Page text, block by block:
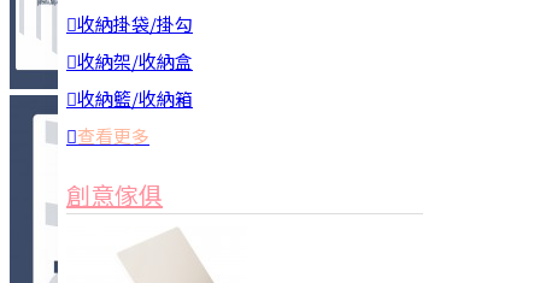
廚房收納
烘焙用具
收納掛袋/掛勾
收納架/收納盒
收納籃/收納箱
查看更多
創意傢俱